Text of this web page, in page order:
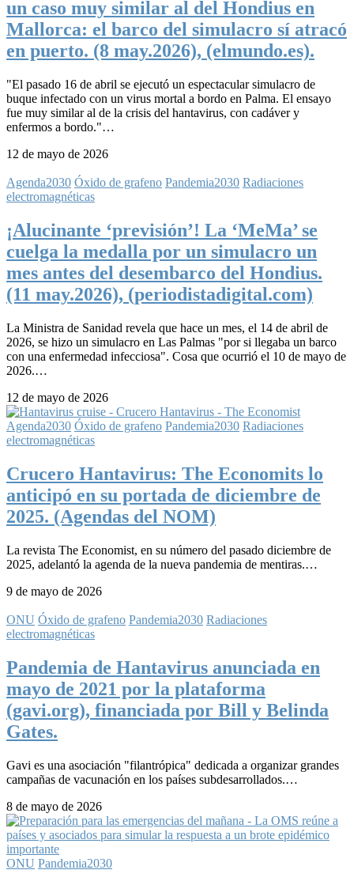
un caso muy similar al del Hondius en
Mallorca: el barco del simulacro sí atracó
en puerto. (8 may.2026), (elmundo.es).
"El pasado 16 de abril se ejecutó un espectacular simulacro de
buque infectado con un virus mortal a bordo en Palma. El ensayo
fue muy similar al de la crisis del hantavirus, con cadáver y
enfermos a bordo."…
12 de mayo de 2026
Agenda2030 Óxido de grafeno Pandemia2030 Radiaciones
electromagnéticas
¡Alucinante ‘previsión’! La ‘MeMa’ se
cuelga la medalla por un simulacro un
mes antes del desembarco del Hondius.
(11 may.2026), (periodistadigital.com)
La Ministra de Sanidad revela que hace un mes, el 14 de abril de
2026, se hizo un simulacro en Las Palmas "por si llegaba un barco
con una enfermedad infecciosa". Cosa que ocurrió el 10 de mayo de
2026.…
12 de mayo de 2026
Agenda2030 Óxido de grafeno Pandemia2030 Radiaciones
electromagnéticas
Crucero Hantavirus: The Economits lo
anticipó en su portada de diciembre de
2025. (Agendas del NOM)
La revista The Economist, en su número del pasado diciembre de
2025, adelantó la agenda de la nueva pandemia de mentiras.…
9 de mayo de 2026
ONU Óxido de grafeno Pandemia2030 Radiaciones
electromagnéticas
Pandemia de Hantavirus anunciada en
mayo de 2021 por la plataforma
(gavi.org), financiada por Bill y Belinda
Gates.
Gavi es una asociación "filantrópica" dedicada a organizar grandes
campañas de vacunación en los países subdesarrollados.…
8 de mayo de 2026
ONU Pandemia2030